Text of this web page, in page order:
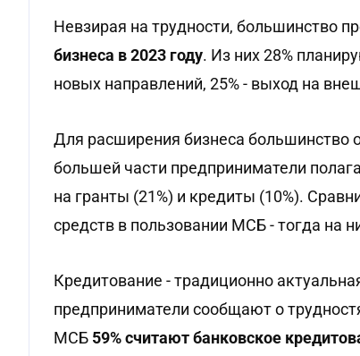
Невзирая на трудности, большинство
бизнеса в 2023 году. Из них 28%
новых направлений, 25% - выход на
Для расширения бизнеса большинство
большей части предприниматели
на гранты (21%) и кредиты (10%).
средств в пользовании МСБ - тогда на
Кредитование - традиционно
предприниматели сообщают о
МСБ 59% считают банковское